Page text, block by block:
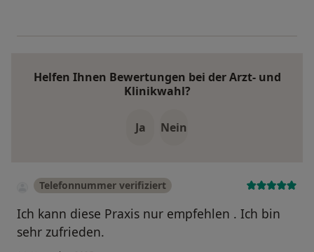
Helfen Ihnen Bewertungen bei der Arzt- und
Klinikwahl?
Ja Nein
Telefonnummer verifiziert
Ich kann diese Praxis nur empfehlen . Ich bin
sehr zufrieden.